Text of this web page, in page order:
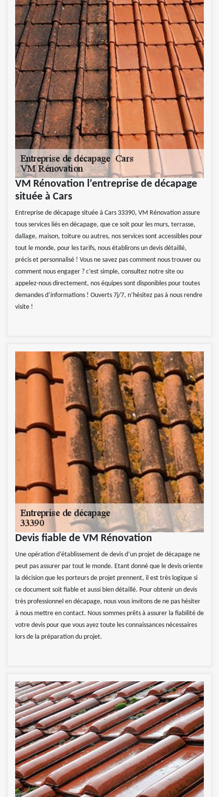
VM Rénovation l’entreprise de décapage
située à Cars
Entreprise de décapage située à Cars 33390, VM Rénovation assure
tous services liés en décapage, que ce soit pour les murs, terrasse,
dallage, maison, toiture ou autres, nos services sont accessibles pour
tout le monde, pour les tarifs, nous établirons un devis détaillé,
précis et personnalisé ! Vous ne savez pas comment nous trouver ou
comment nous engager ? c’est simple, consultez notre site ou
appelez-nous directement, nos équipes sont disponibles pour toutes
demandes d’informations ! Ouverts 7j/7, n’hésitez pas à nous rendre
visite !
Devis fiable de VM Rénovation
Une opération d’établissement de devis d’un projet de décapage ne
peut pas assurer par tout le monde. Etant donné que le devis oriente
la décision que les porteurs de projet prennent, il est très logique si
ce document soit fiable et aussi bien détaillé. Pour obtenir un devis
très professionnel en décapage, nous vous invitons de ne pas hésiter
à nous mettre en contact. Nous sommes prêts à assurer la fiabilité de
votre devis pour que vous ayez toute les connaissances nécessaires
lors de la préparation du projet.